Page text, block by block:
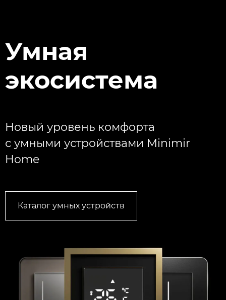
Умная
экосистема
Новый уровень комфорта
с умными устройствами Minimir
Home
Каталог умных устройств